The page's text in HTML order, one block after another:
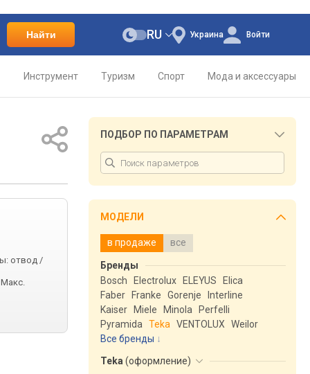
Найти Украина
RU Войти
Инструмент Туризм Спорт Мода и аксессуары
отвод /
ПОДБОР ПО ПАРАМЕТРАМ
МОДЕЛИ
в продаже все
Бренды
Bosch
Electrolux ELEYUS
Elica
Faber
Franke Gorenje
Interline
Kaiser
Miele Minola
Perfelli
Pyramida
Teka VENTOLUX
Weilor
Все бренды
Teka (оформление)